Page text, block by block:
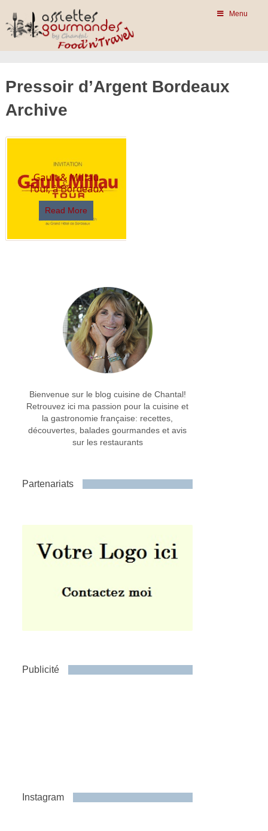
Menu
Pressoir d’Argent Bordeaux
Archive
Gault & Millau
Tour, à Bordeaux
Read More
Bienvenue sur le blog cuisine de Chantal!
Retrouvez ici ma passion pour la cuisine et
la gastronomie française: recettes,
découvertes, balades gourmandes et avis
sur les restaurants
Partenariats
Publicité
Instagram